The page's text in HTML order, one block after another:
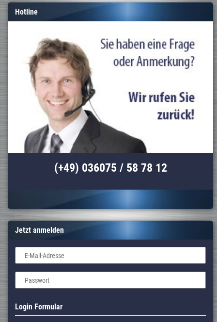
Hotline
(+49) 036075 / 58 78 12
Jetzt anmelden
E-Mail-Adresse
Passwort
Login Formular